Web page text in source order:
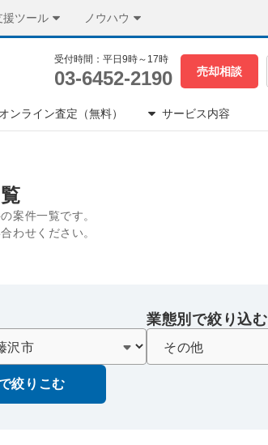
援ツール ノウハウ
受付時間：平日9時～17時
03-6452-2190 売却相談
オンライン査定（無料） サービス内容
案件一覧です。
わせください。
業態別で絞り込む
絞りこむ